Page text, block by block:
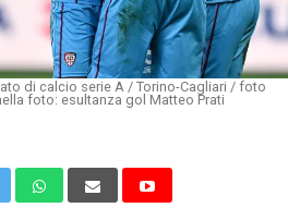
di calcio serie A / Torino-Cagliari / foto
foto: esultanza gol Matteo Prati